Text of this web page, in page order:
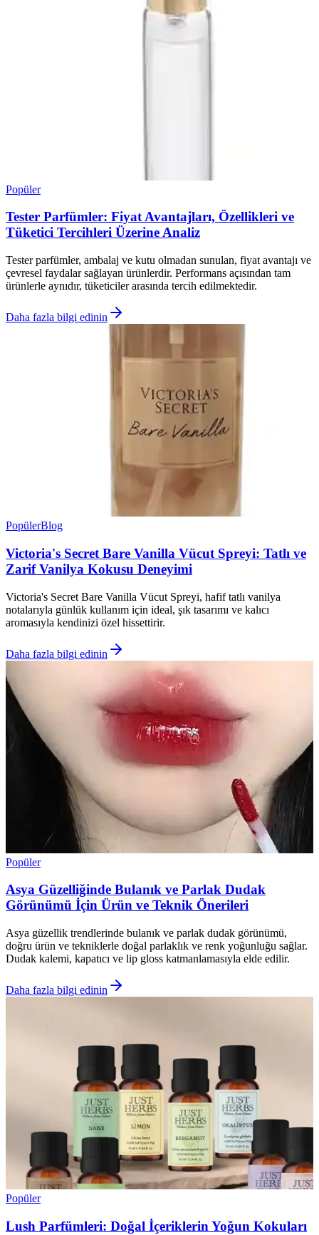
Popüler
Tester Parfümler: Fiyat Avantajları, Özellikleri ve
Tüketici Tercihleri Üzerine Analiz
Tester parfümler, ambalaj ve kutu olmadan sunulan, fiyat avantajı ve
çevresel faydalar sağlayan ürünlerdir. Performans açısından tam
ürünlerle aynıdır, tüketiciler arasında tercih edilmektedir.
Daha fazla bilgi edinin
PopülerBlog
Victoria's Secret Bare Vanilla Vücut Spreyi: Tatlı ve
Zarif Vanilya Kokusu Deneyimi
Victoria's Secret Bare Vanilla Vücut Spreyi, hafif tatlı vanilya
notalarıyla günlük kullanım için ideal, şık tasarımı ve kalıcı
aromasıyla kendinizi özel hissettirir.
Daha fazla bilgi edinin
Popüler
Asya Güzelliğinde Bulanık ve Parlak Dudak
Görünümü İçin Ürün ve Teknik Önerileri
Asya güzellik trendlerinde bulanık ve parlak dudak görünümü,
doğru ürün ve tekniklerle doğal parlaklık ve renk yoğunluğu sağlar.
Dudak kalemi, kapatıcı ve lip gloss katmanlamasıyla elde edilir.
Daha fazla bilgi edinin
Popüler
Lush Parfümleri: Doğal İçeriklerin Yoğun Kokuları